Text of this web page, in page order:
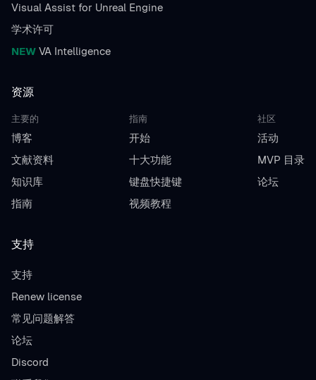
Visual Assist for Unreal Engine
学术许可
NEW VA Intelligence
资源
主要的
博客
文献资料
知识库
指南
指南
开始
十大功能
键盘快捷键
视频教程
社区
活动
MVP 目录
论坛
支持
支持
Renew license
常见问题解答
论坛
Discord